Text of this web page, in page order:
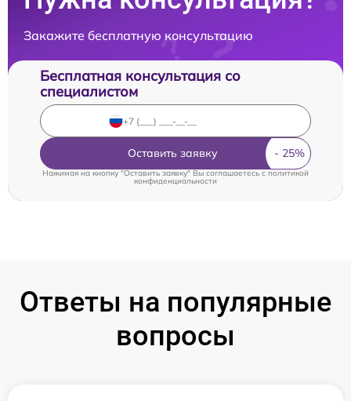
Закажите бесплатную консультацию
Бесплатная консультация со
специалистом
Оставить заявку
Нажимая на кнопку "Оставить заявку" Вы соглашаетесь cполитикой
конфиденциальности
Ответы на популярные
вопросы